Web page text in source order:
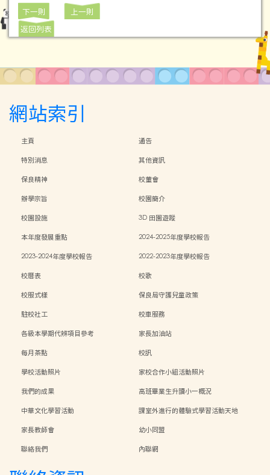
下一則
上一則
返回列表
網站索引
主頁
通告
特別消息
其他資訊
保良精神
校董會
辦學宗旨
校園簡介
校園設施
3D 田園遊蹤
本年度發展重點
2024-2025年度學校報告
2023-2024年度學校報告
2022-2023年度學校報告
校曆表
校歌
校服式樣
保良局守護兒童政策
駐校社工
校車服務
各級本學期代辨項目參考
家長加油站
每月茶點
校訊
學校活動照片
家校合作小組活動照片
我們的成果
高班畢業生升讀小一概況
中華文化學習活動
課室外進行的體驗式學習活動天地
家長教師會
幼小同盟
聯絡我們
內聯網